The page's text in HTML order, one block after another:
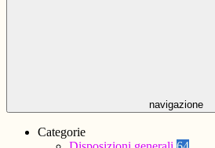
navigazione
Categorie